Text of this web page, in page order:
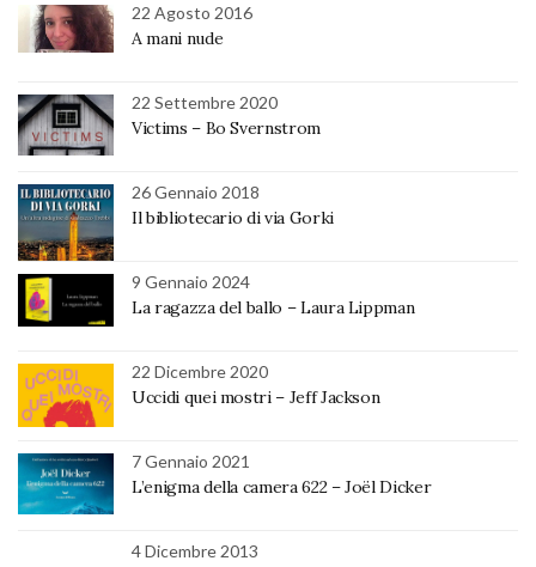
22 Agosto 2016
A mani nude
22 Settembre 2020
Victims – Bo Svernstrom
26 Gennaio 2018
Il bibliotecario di via Gorki
9 Gennaio 2024
La ragazza del ballo – Laura Lippman
22 Dicembre 2020
Uccidi quei mostri – Jeff Jackson
7 Gennaio 2021
L’enigma della camera 622 – Joël Dicker
4 Dicembre 2013